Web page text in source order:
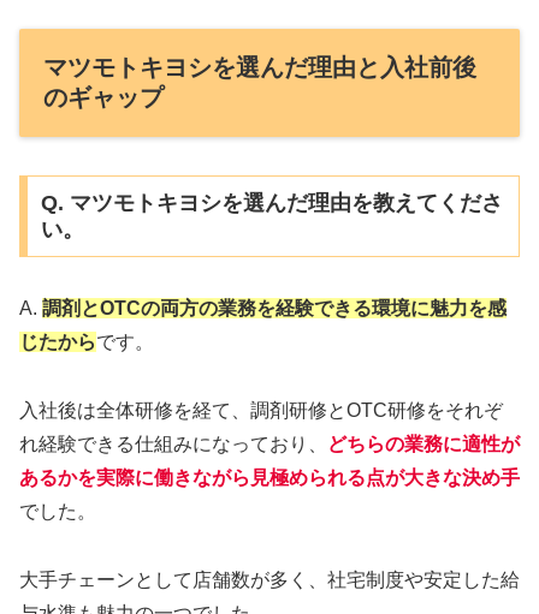
マツモトキヨシを選んだ理由と入社前後
のギャップ
Q. マツモトキヨシを選んだ理由を教えてくださ
い。
A. 調剤とOTCの両方の業務を経験できる環境に魅力を感
じたからです。
入社後は全体研修を経て、調剤研修とOTC研修をそれぞ
れ経験できる仕組みになっており、
どちらの業務に適性が
あるかを実際に働きながら見極められる点が大きな決め手
でした。
大手チェーンとして店舗数が多く、社宅制度や安定した給